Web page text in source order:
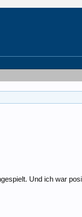
Und ich war